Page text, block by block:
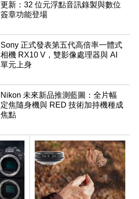
更新：32 位元浮點音訊錄製與數位
簽章功能登場
Sony 正式發表第五代高倍率一體式
相機 RX10 V，雙影像處理器與 AI
單元上身
Nikon 未來新品推測藍圖：全片幅
定焦隨身機與 RED 技術加持機種成
焦點